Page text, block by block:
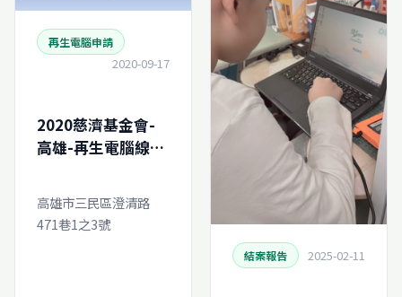
再生電腦申請
2020-09-17
2020慈濟基金會-
高雄-再生電腦線上
高雄市三民區澄清路
471巷1之3號
結案報告 2025-02-11